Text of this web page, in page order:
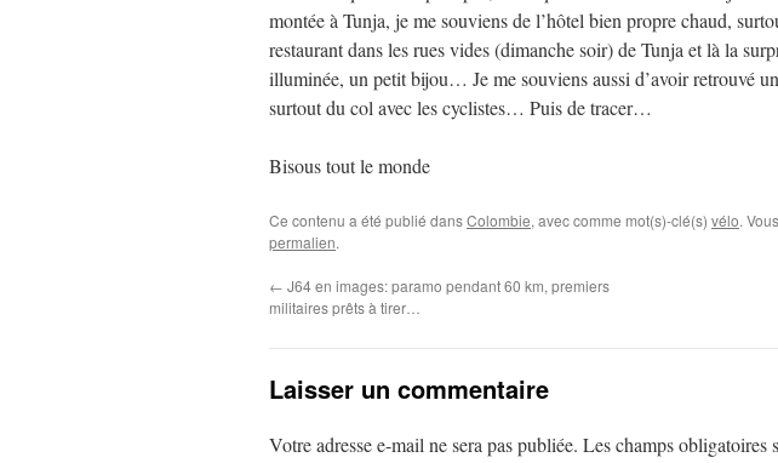
montée à Tunja, je me souviens de l’hôtel bien propre chaud,
restaurant dans les rues vides (dimanche soir) de Tunja et là la
illuminée, un petit bijou… Je me souviens aussi d’avoir retrouvé
surtout du col avec les cyclistes… Puis de tracer…
Bisous tout le monde
Ce contenu a été publié dansColombie, avec comme mot(s)-clé(s) vélo.
permalien.
← J64 en images: paramo pendant 60 km, premiers
militaires prêts à tirer…
Laisser un commentaire
Votre adresse e-mail ne sera pas publiée. Les champs obligatoires